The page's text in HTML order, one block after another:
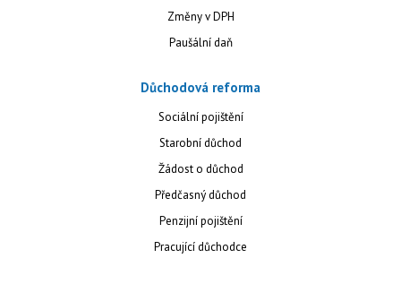
Změny v DPH
Paušální daň
Důchodová reforma
Sociální pojištění
Starobní důchod
Žádost o důchod
Předčasný důchod
Penzijní pojištění
Pracující důchodce